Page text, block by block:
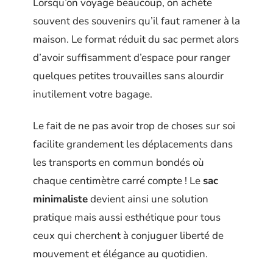
souvent des souvenirs qu’il faut ramener à la
maison. Le format réduit du sac permet alors
d’avoir suffisamment d’espace pour ranger
quelques petites trouvailles sans alourdir
inutilement votre bagage.
Le fait de ne pas avoir trop de choses sur soi
facilite grandement les déplacements dans
les transports en commun bondés où
chaque centimètre carré compte ! Lesac
minimalistedevient ainsi une solution
pratique mais aussi esthétique pour tous
ceux qui cherchent à conjuguer liberté de
mouvement et élégance au quotidien.